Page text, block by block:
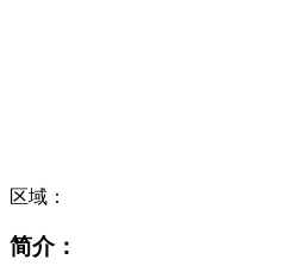
区域：
简介：